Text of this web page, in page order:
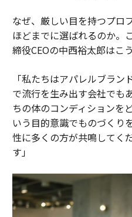
なぜ、厳しい目を持つプロ
ほどまでに選ばれるのか。
締役CEOの中西裕太郎はこ
「私たちはアパレルブラ
で流行を生み出す会社でも
ちの体のコンディションを
いう目的意識でものづくり
性に多くの方が共鳴してく
す」